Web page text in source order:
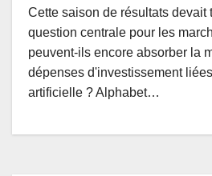
Cette saison de résultats devait
question centrale pour les
peuvent-ils encore absorber la
dépenses d'investissement
artificielle ? Alphabet…